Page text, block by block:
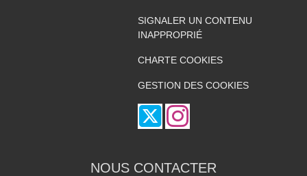
SIGNALER UN CONTENU
INAPPROPRIÉ
CHARTE COOKIES
GESTION DES COOKIES
NOUS CONTACTER